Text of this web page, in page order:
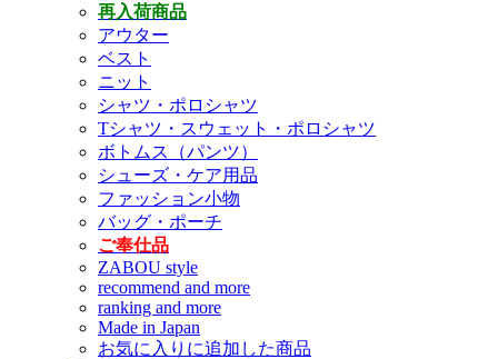
再入荷商品
アウター
ベスト
ニット
シャツ・ポロシャツ
Tシャツ・スウェット・ポロシャツ
ボトムス（パンツ）
シューズ・ケア用品
ファッション小物
バッグ・ポーチ
ご奉仕品
ZABOU style
recommend and more
ranking and more
Made in Japan
お気に入りに追加した商品